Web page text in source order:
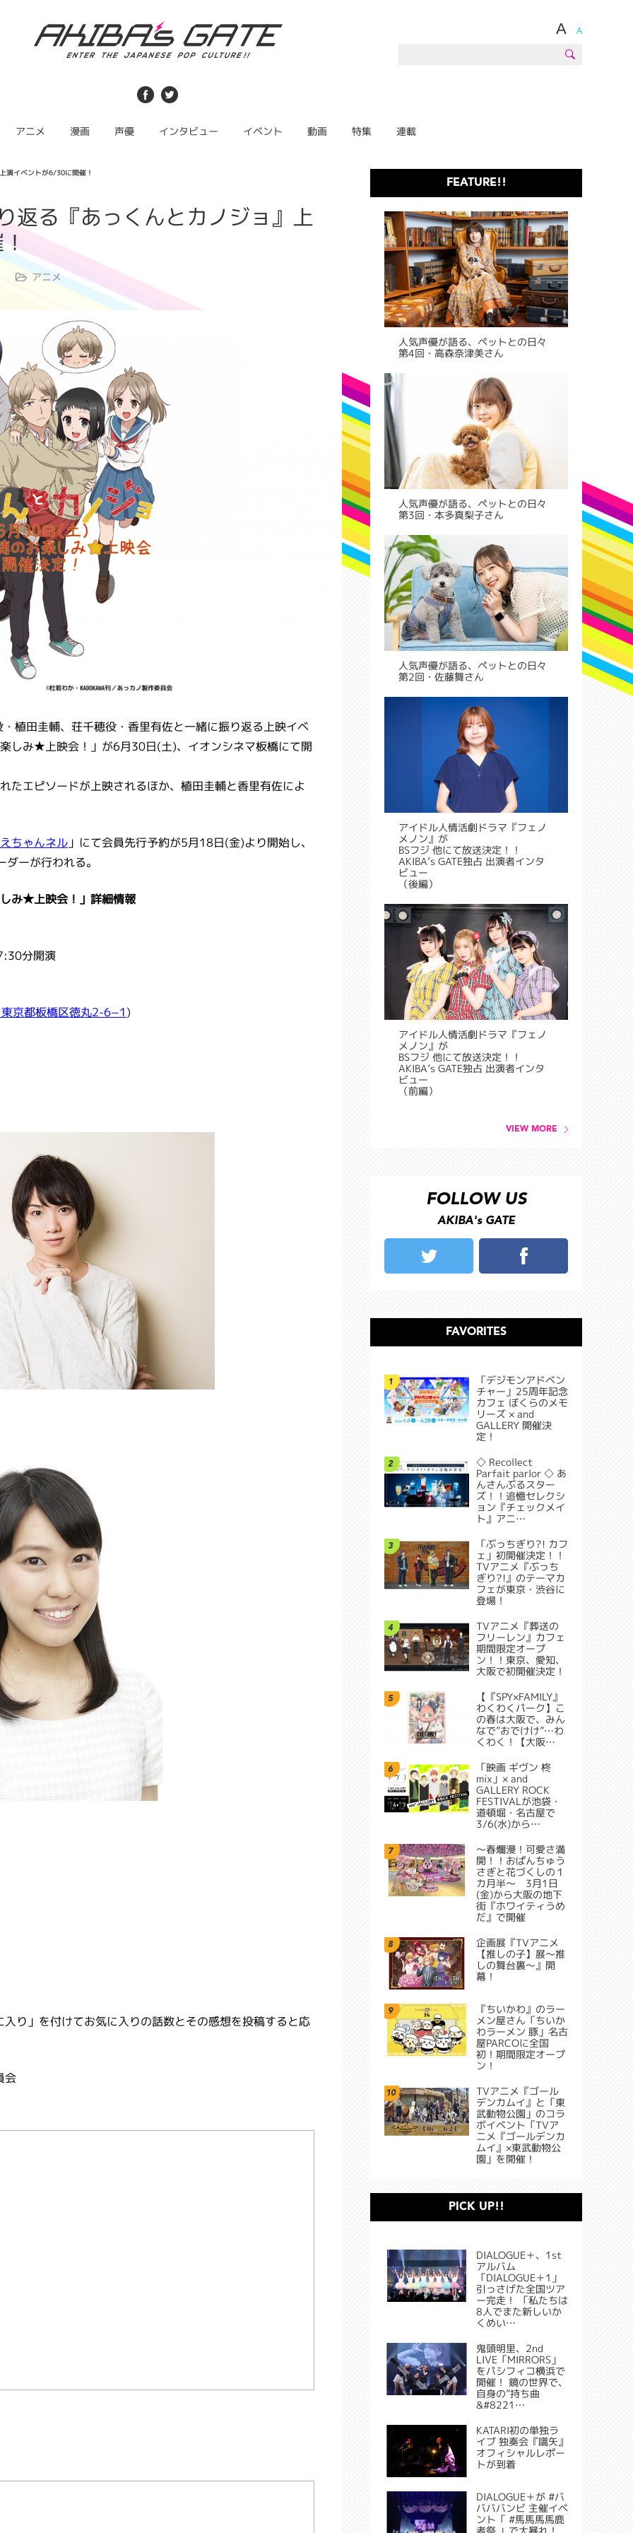
A A
アニメ 漫画 声優 インタビュー イベント 動画 特集 連載
FEATURE!!
人気声優が語る、ペットとの日々
第4回・高森奈津美さん
人気声優が語る、ペットとの日々
第3回・本多真梨子さん
人気声優が語る、ペットとの日々
第2回・佐藤舞さん
アイドル人情活劇ドラマ『フェノ
メノン』が
BSフジ 他にて放送決定！！
AKIBA’s GATE独占 出演者インタ
ビュー
（後編）
アイドル人情活劇ドラマ『フェノ
メノン』が
BSフジ 他にて放送決定！！
AKIBA’s GATE独占 出演者インタ
ビュー
（前編）
VIEW MORE
FOLLOW US
AKIBA's GATE
FAVORITES
1
「デジモンアドベン
チャー」25周年記念
カフェ ぼくらのメモ
リーズ × and
GALLERY 開催決
定！
2
◇ Recollect
Parfait parlor ◇ あ
んさんぶるスター
ズ！！追憶セレクシ
ョン『チェックメイ
ト』アニ…
3
「ぶっちぎり?! カフ
ェ」初開催決定！！
TVアニメ『ぶっち
ぎり?!』のテーマカ
フェが東京・渋谷に
登場！
4
TVアニメ『葬送の
フリーレン』カフェ
期間限定オープ
ン！！東京、愛知、
大阪で初開催決定！
5
【『SPY×FAMILY』
わくわくパーク】こ
の春は大阪で、みん
なで”おでけけ”…わ
くわく！【大阪…
6
「映画 ギヴン 柊
mix」× and
GALLERY ROCK
FESTIVALが池袋・
道頓堀・名古屋で
3/6(水)から…
7
～春爛漫！可愛さ満
開！！おぱんちゅう
さぎと花づくしの１
カ月半～ 3月1日
(金)から大阪の地下
街『ホワイティうめ
だ』で開催
8
企画展『TVアニメ
【推しの子】展～推
しの舞台裏～』開
幕！
9
『ちいかわ』のラー
メン屋さん「ちいか
わラーメン 豚」名古
屋PARCOに全国
初！期間限定オープ
ン！
10
TVアニメ『ゴール
デンカムイ』と「東
武動物公園」のコラ
ボイベント「TVア
ニメ『ゴールデンカ
ムイ』×東武動物公
園」を開催！
PICK UP!!
DIALOGUE＋、1st
アルバム
「DIALOGUE＋1」
引っさげた全国ツア
ー完走！ 「私たちは
8人でまた新しいか
くめい…
鬼頭明里、2nd
LIVE「MIRRORS」
をパシフィコ横浜で
開催！ 鏡の世界で、
自身の”持ち曲
&#8221…
KATARI初の単独ラ
イブ 独奏会『嚆矢』
オフィシャルレポー
トが到着
DIALOGUE＋が #バ
バババンビ 主催イベ
ント「 #馬馬馬馬鹿
演イベントが6/30に開催！
返る『あっくんとカノジョ』上
アニメ
植田圭輔、荘千穂役・香里有佐と一緒に振り返る上映イベ
しみ★上映会！」が6月30日(土)、イオンシネマ板橋にて開
たエピソードが上映されるほか、植田圭輔と香里有佐によ
ちゃんネル 」にて会員先行予約が5月18日(金)より開始し、
ーが行われる。
み★上映会！」詳細情報
30分開演
京都板橋区徳丸2-6−1)
り」を付けてお気に入りの話数とその感想を投稿すると応
会